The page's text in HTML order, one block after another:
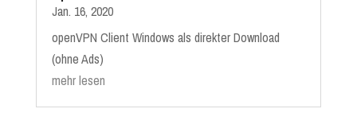
Jan. 16, 2020
openVPN Client Windows als direkter Download
(ohne Ads)
mehr lesen